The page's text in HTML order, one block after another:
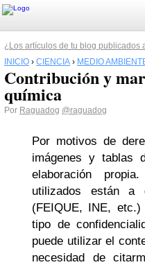
¿Los artículos de tu blog publicados
INICIO › CIENCIA › MEDIO
Contribución y
química
Por Raguadog @raguadog
Por motivos de
imágenes y tablas
elaboración
utilizados están a
(FEIQUE, INE,
tipo de
puede utilizar el
necesidad de